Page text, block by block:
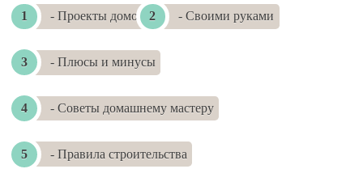
- Проекты домов - Своими руками
- Плюсы и минусы
- Советы домашнему мастеру
- Правила строительства